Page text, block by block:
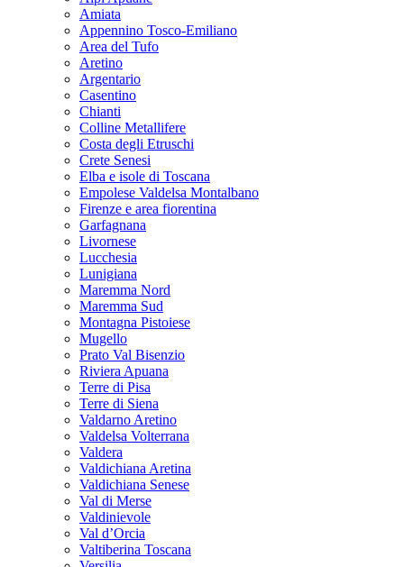
Amiata
Appennino Tosco-Emiliano
Area del Tufo
Aretino
Argentario
Casentino
Chianti
Colline Metallifere
Costa degli Etruschi
Crete Senesi
Elba e isole di Toscana
Empolese Valdelsa Montalbano
Firenze e area fiorentina
Garfagnana
Livornese
Lucchesia
Lunigiana
Maremma Nord
Maremma Sud
Montagna Pistoiese
Mugello
Prato Val Bisenzio
Riviera Apuana
Terre di Pisa
Terre di Siena
Valdarno Aretino
Valdelsa Volterrana
Valdera
Valdichiana Aretina
Valdichiana Senese
Val di Merse
Valdinievole
Val d’Orcia
Valtiberina Toscana